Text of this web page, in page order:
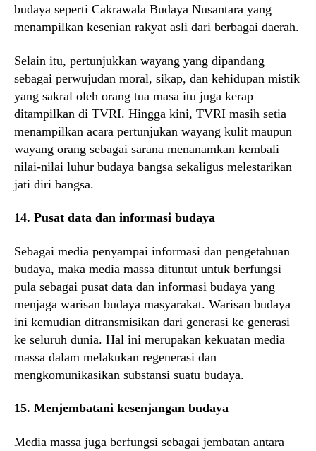
budaya seperti Cakrawala Budaya Nusantara yang
menampilkan kesenian rakyat asli dari berbagai daerah.
Selain itu, pertunjukkan wayang yang dipandang
sebagai perwujudan moral, sikap, dan kehidupan mistik
yang sakral oleh orang tua masa itu juga kerap
ditampilkan di TVRI. Hingga kini, TVRI masih setia
menampilkan acara pertunjukan wayang kulit maupun
wayang orang sebagai sarana menanamkan kembali
nilai-nilai luhur budaya bangsa sekaligus melestarikan
jati diri bangsa.
14. Pusat data dan informasi budaya
Sebagai media penyampai informasi dan pengetahuan
budaya, maka media massa dituntut untuk berfungsi
pula sebagai pusat data dan informasi budaya yang
menjaga warisan budaya masyarakat. Warisan budaya
ini kemudian ditransmisikan dari generasi ke generasi
ke seluruh dunia. Hal ini merupakan kekuatan media
massa dalam melakukan regenerasi dan
mengkomunikasikan substansi suatu budaya.
15. Menjembatani kesenjangan budaya
Media massa juga berfungsi sebagai jembatan antara